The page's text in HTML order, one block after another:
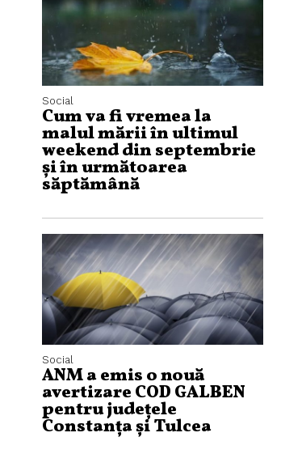
Social
Cum va fi vremea la
malul mării în ultimul
weekend din septembrie
și în următoarea
săptămână
Social
ANM a emis o nouă
avertizare COD GALBEN
pentru județele
Constanța și Tulcea